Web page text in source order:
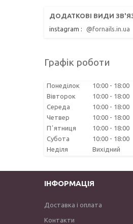
instagram @fornails.in.ua
Графік роботи
Понеділок 10:00
18:00
Вівторок
10:00
18:00
Середа
10:00
18:00
Четвер
10:00
18:00
Пʼятниця
10:00
18:00
Субота
10:00
18:00
Неділя
Вихідний
ІНФОРМАЦІЯ
Доставка і оплата
Контакти